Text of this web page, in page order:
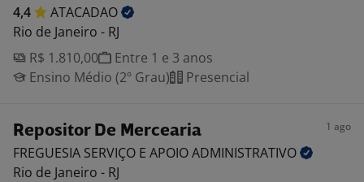
4,4
ATACADAO
Rio de Janeiro - RJ
R$ 1.810,00
Entre 1 e 3 anos
Ensino Médio (2º Grau)
Presencial
Repositor De Mercearia 1 ago
FREGUESIA SERVIÇO E APOIOADMINISTRATIVO
Rio de Janeiro - RJ